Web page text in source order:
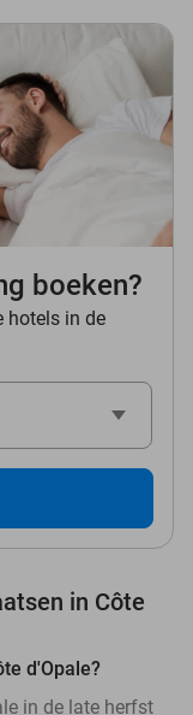
boeken?
hotels in de
in Côte
d'Opale?
in de late herfst